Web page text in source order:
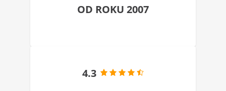
OD ROKU 2007
4.3